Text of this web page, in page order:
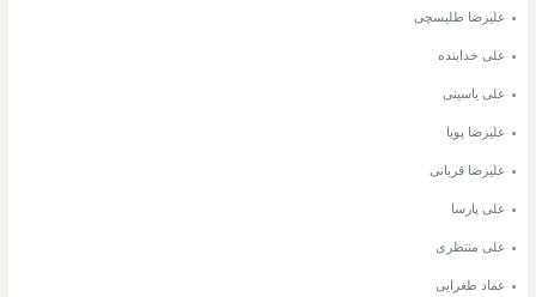
علیرضا طلیسچی
علی خدابنده
علی یاسینی
علیرضا پویا
علیرضا قربانی
علی پارسا
علی منتظری
عماد طغرایی